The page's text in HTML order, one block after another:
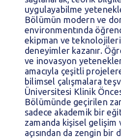
uygulayabilme
Bölümün modern ve
environmentında
ekipman ve
deneyimler kazanır.
ve inovasyon
amacıyla çeşitli
bilimsel çalışmalara
Üniversitesi Klinik
Bölümünde geçirilen
sadece akademik bir
zamanda kişisel gelişim
açısından da zengin bir